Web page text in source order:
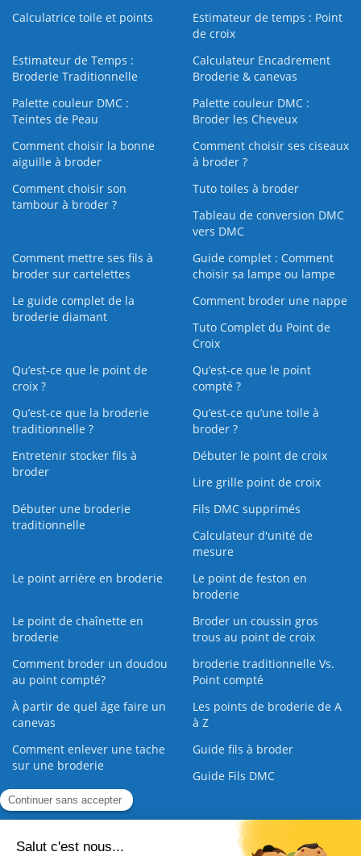
Calculatrice toile et points
Estimateur de temps : Point
de croix
Estimateur de Temps :
Broderie Traditionnelle
Calculateur Encadrement
Broderie & canevas
Palette couleur DMC :
Teintes de Peau
Palette couleur DMC :
Broder les Cheveux
Comment choisir la bonne
aiguille à broder
Comment choisir ses ciseaux
à broder ?
Comment choisir son
tambour à broder ?
Tuto toiles à broder
Tableau de conversion DMC
vers DMC
Comment mettre ses fils à
broder sur cartelettes
Guide complet : Comment
choisir sa lampe ou lampe
Le guide complet de la
broderie diamant
Comment broder une nappe
Tuto Complet du Point de
Croix
Qu’est-ce que le point de
croix ?
Qu’est-ce que le point
compté ?
Qu’est-ce que la broderie
traditionnelle ?
Qu’est‑ce qu’une toile à
broder ?
Entretenir stocker fils à
broder
Débuter le point de croix
Lire grille point de croix
Débuter une broderie
traditionnelle
Fils DMC supprimés
Calculateur d'unité de
mesure
Le point arrière en broderie
Le point de feston en
broderie
Le point de chaînette en
broderie
Broder un coussin gros
trous au point de croix
Comment broder un doudou
au point compté?
broderie traditionnelle Vs.
Point compté
À partir de quel âge faire un
canevas
Les points de broderie de A
à Z
Comment enlever une tache
sur une broderie
Guide fils à broder
Guide Fils DMC
Guide de la Broderie